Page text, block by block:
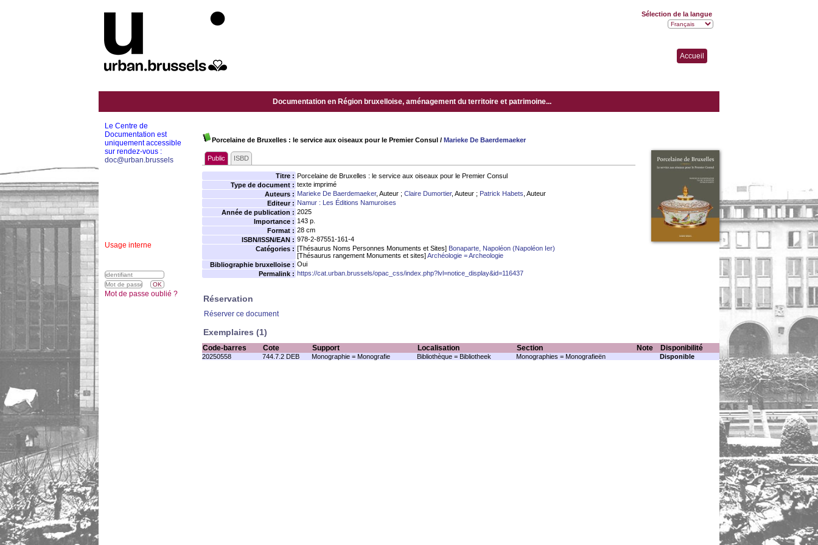
Accueil
Documentation en Région bruxelloise, aménagement du territoire et patrimoine...
Porcelaine de Bruxelles : le service aux oiseaux pour le Premier Consul / Marieke De Baerdemaeker
Public ISBD
Titre : Porcelaine de Bruxelles : le service aux oiseaux pour le Premier Consul
Type de document : texte imprimé
Auteurs : Marieke De Baerdemaeker, Auteur ; Claire Dumortier, Auteur ; Patrick Habets , Auteur
Editeur : Namur : Les Éditions Namuroises
Année de publication : 2025
Importance : 143 p.
Format : 28 cm
ISBN/ISSN/EAN : 978-2-87551-161-4
Catégories : [Thésaurus Noms Personnes Monuments et Sites] Bonaparte, Napoléon (Napoléon Ier)
[Thésaurus rangement Monuments et sites]Archéologie = Archeologie
Bibliographie bruxelloise : Oui
Permalink : https://cat.urban.brussels/opac_css/index.php?lvl=notice_display&id=116437
Réservation
Réserver ce document
Exemplaires (1)
Code-barres Cote Support Localisation Section Note Disponibilité
20250558 744.7.2 DEB Monographie = Monografie Bibliothèque = Bibliotheek Monographies = Monografieën Disponible
Le Centre de
Documentation est
uniquement accessible
sur rendez-vous :
doc@urban.brussels
Usage interne
Sélection de la langue
Mot de passe oublié ?